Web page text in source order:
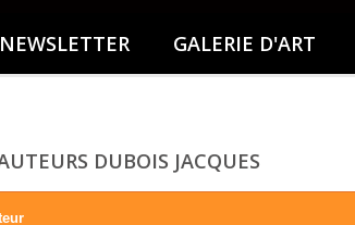
NEWSLETTER GALERIE D'ART
DUBOIS JACQUES